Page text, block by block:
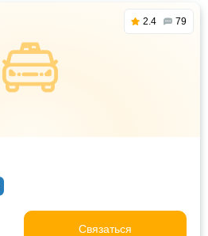
2.4 79
Связаться